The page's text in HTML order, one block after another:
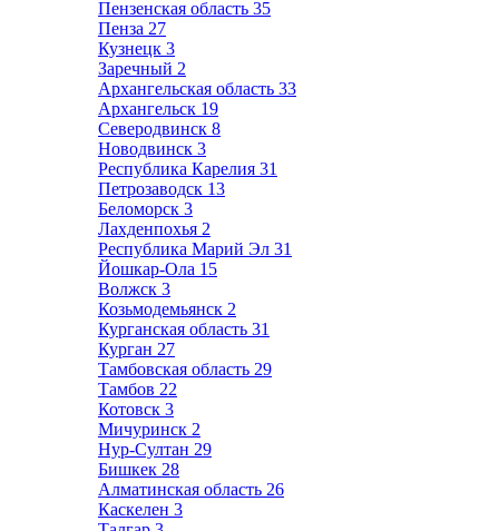
Пензенская область 35
Пенза 27
Кузнецк 3
Заречный 2
Архангельская область 33
Архангельск 19
Северодвинск 8
Новодвинск 3
Республика Карелия 31
Петрозаводск 13
Беломорск 3
Лахденпохья 2
Республика Марий Эл 31
Йошкар-Ола 15
Волжск 3
Козьмодемьянск 2
Курганская область 31
Курган 27
Тамбовская область 29
Тамбов 22
Котовск 3
Мичуринск 2
Нур-Султан 29
Бишкек 28
Алматинская область 26
Каскелен 3